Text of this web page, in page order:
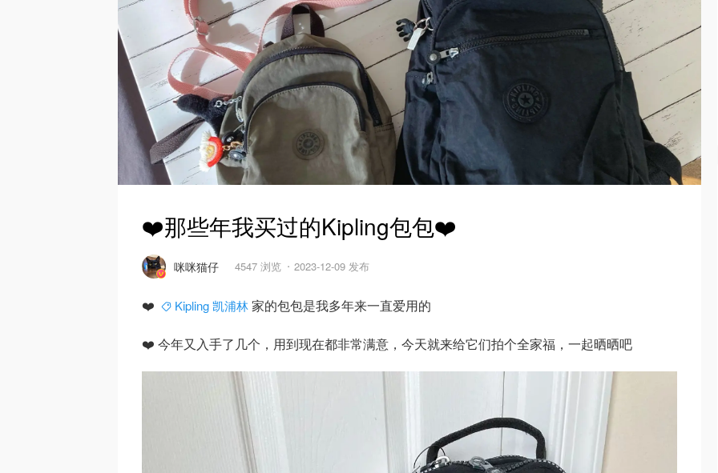
❤️那些年我买过的Kipling包包❤️
咪咪猫仔 4547 浏览 2023-12-09 发布
❤️ Kipling 凯浦林家的包包是我多年来一直爱用的
❤️ 今年又入手了几个，用到现在都非常满意，今天就来给它们拍个全家福，一起晒晒吧